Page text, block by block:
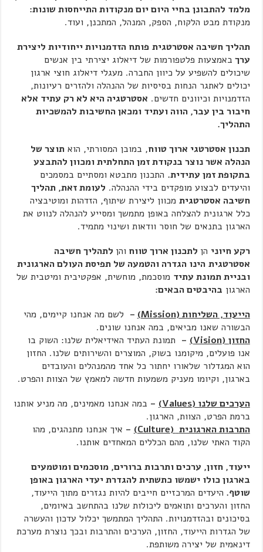
מלמד להתבונן בחיי היום יום מנקודות התייחסות שונות:
מנקודת מבט הלקוח, הספק, המנהל, המתכנן, ועוד.
תהליך חשיבה אסטרטגית פותח הזדמנויות ייחודיות ליצירת
ערך באמצעות פלטפורמות של דיאלוג יצירתי בין אנשים
שיכולים להשפיע על כיוון החברה. מעגלי דיאלוג חוצי ארגון
יכולים לאתגר הנחות בסיסיות של ההנהלה ולהזרים רעיונות,
הזדמנויות וכיוונים חדשים. אסטרטגיה היא לא רק עתיד אלא
חיבור בין עבר, הווה ועתיד ומכאן החשיבות להמשכיות
התהליך.
תכנון אסטרטגי ארוך טווח, במובן המסורתי, הואתוצר של
הנהלה אשר נוצר בנקודת זמן התחלתית ומכוון להתבצע
בתקופת זמן עתידית. התכנון מתבטא ומסתיים במסמכים
והיעדים לבצוע מופקדים בידי ההנהלה. לעומת זאת, תהליך
חשיבה אסטרטגית מכוון ליצירת שיתוף, הזדהות ומוטיבציה
כלל ארגונית להצלחה באופן מתמשך ומסייע להנהלה לנווט את
הארגון בתנאים של חוסר וודאות ושינוי מתמיד.
רקע חיוני הן לתכנון ארוך טווח והן לתהליך חשיבה
אסטרטגית הינו הגדרה והטמעה של תפיסת העולם הארגונית
ובניית תמונת עתיד מוסכמת, מוחשית, אפקטיבית ומיטבית של
הארגון בהיבטים הבאים:
הייעוד, השליחות (Mission
)
– לשם מה אנחנו קיימים, מהי
הבשורה שאנו מביאים, במה אנחנו שונים.
החזון (
Vision
)
– תמונת העתיד האידיאלית שלנו: השוק בו
אנו פועלים, מיקומנו בשוק, המוצרים והשירותים שלנו. החזון
הוא המגדלור שלאורו יחתור כל אחד מהמנהלים והעובדים
בארגון, וקיומו מעניק משמעות חדשה למאמץ של הצוות והפרט.
הערכים שלנו (Values
)
– במה אנחנו מאמינים, מה מניע אותנו
ברמת הפרט, הצוות, הארגון.
התרבות הארגונית (
Culture
)
– איך אנחנו מתנהגים, מהו
הקוד האתי שלנו, מהם הכללים המאחדים אותנו.
ייעוד, חזון, ערכים ותרבות ברורים, מוסכמים ומוטמעים
בארגון כולו ישמשו כתשתית להגדרת יעדי הארגון באופן
שוטף. היעדים המרכזיים חייבים להיות נגזרים מתוך הייעוד,
החזון והערכים ותואמים ליכולות שלנו בהתחשב באיומים,
בסיכונים ובהזדמנויות. התהליך המתמשך יכלול עדכון והעשרה
של הגדרות הייעוד, החזון, הערכים והתרבות ובכך נוצרת מערכת
דינאמית של יצירה משותפת.